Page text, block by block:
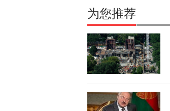
为您推荐